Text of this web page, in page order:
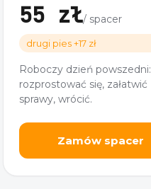
55 zł/ spacer
drugi pies +17 zł
Roboczy dzień powszedni:
rozprostować się, załatwić
sprawy, wrócić.
Zamów spacer